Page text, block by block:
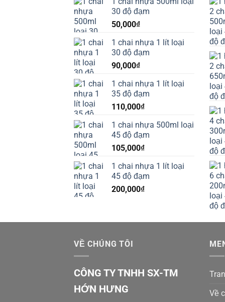
30 độ đạm
50,000₫
1 chai nhựa 1 lít loại
30 độ đạm
90,000₫
1 chai nhựa 1 lít loại
35 độ đạm
110,000₫
1 chai nhựa 500ml loại
45 độ đạm
105,000₫
1 chai nhựa 1 lít loại
45 độ đạm
200,000₫
VỀ CHÚNG TÔI
CÔNG TY TNHH SX-TM
HỚN HƯNG
Về